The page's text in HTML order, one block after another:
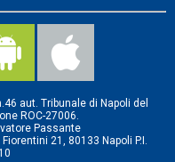
aut. Tribunale di Napoli del
ROC-27006.
Passante
21, 80133 Napoli P.I.